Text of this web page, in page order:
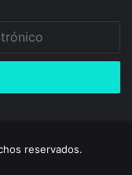
reservados.